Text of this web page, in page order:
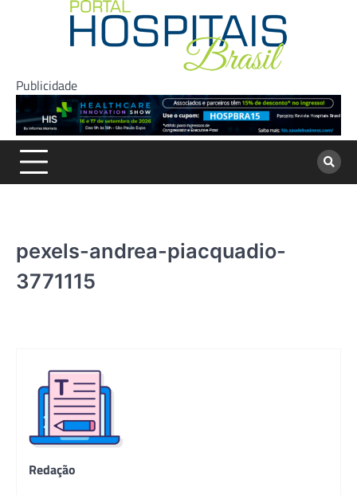
Publicidade
pexels-andrea-piacquadio-
3771115
Redação